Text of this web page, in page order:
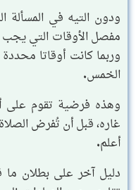
ودون التيه في المسألة
مفصل الأوقات التي
وربما كانت أوقاتا
الخمس.
وهذه فرضية تقوم على
غاره، قبل أن تُفرض
أعلم.
دليل آخر على بطلان ما